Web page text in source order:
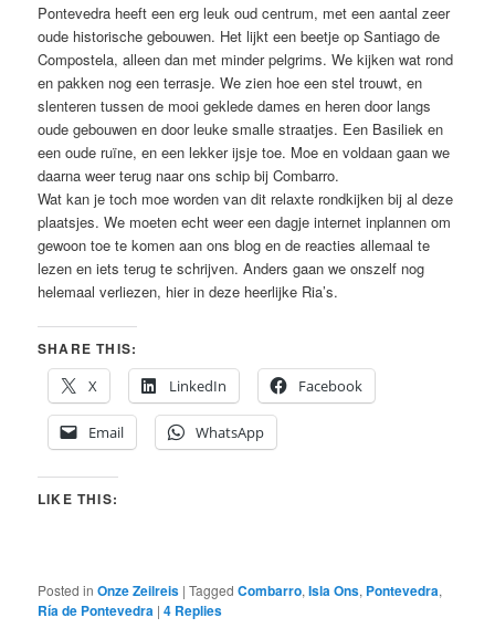
Pontevedra heeft een erg leuk oud centrum, met een aantal zeer
oude historische gebouwen. Het lijkt een beetje op Santiago de
Compostela, alleen dan met minder pelgrims. We kijken wat rond
en pakken nog een terrasje. We zien hoe een stel trouwt, en
slenteren tussen de mooi geklede dames en heren door langs
oude gebouwen en door leuke smalle straatjes. Een Basiliek en
een oude ruïne, en een lekker ijsje toe. Moe en voldaan gaan we
daarna weer terug naar ons schip bij Combarro.
Wat kan je toch moe worden van dit relaxte rondkijken bij al deze
plaatsjes. We moeten echt weer een dagje internet inplannen om
gewoon toe te komen aan ons blog en de reacties allemaal te
lezen en iets terug te schrijven. Anders gaan we onszelf nog
helemaal verliezen, hier in deze heerlijke Ria’s.
SHARE THIS:
X
LinkedIn Facebook
Email WhatsApp
LIKE THIS:
Posted in Onze Zeilreis |Tagged Combarro,Isla Ons, Pontevedra,
Ría de Pontevedra |4 Replies